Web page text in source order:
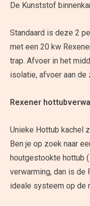
De Kunststof
Standaard is deze 2
met een 20 kw
trap. Afvoer in het
isolatie, afvoer aan de
Rexener
Unieke Hottub kachel
Ben je op zoek naar
houtgestookte hottub
verwarming, dan is de
ideale systeem op de